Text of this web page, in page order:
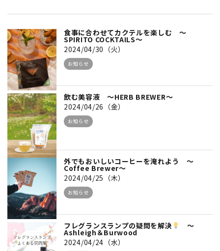
食事に合わせてカクテルを楽しむ ～
SPIRITO COCKTAILS～
2024/04/30（火）
お知らせ
飲む美容液 ～HERB BREWER～
2024/04/26（金）
お知らせ
外でもおいしいコーヒーを淹れよう ～
Coffee Brewer～
2024/04/25（木）
お知らせ
フレグランスランプの疑問を解決 ～
Ashleigh＆Burwood
2024/04/24（水）